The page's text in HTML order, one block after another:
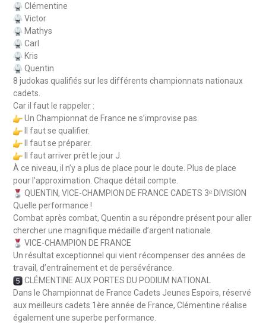
Clémentine
Victor
Mathys
Carl
Kris
Quentin
8 judokas qualifiés sur les différents championnats nationaux
cadets.
Car il faut le rappeler :
Un Championnat de France ne s’improvise pas.
Il faut se qualifier.
Il faut se préparer.
Il faut arriver prêt le jour J.
À ce niveau, il n’y a plus de place pour le doute. Plus de place
pour l’approximation. Chaque détail compte.
QUENTIN, VICE-CHAMPION DE FRANCE CADETS 3ᵉ DIVISION
Quelle performance !
Combat après combat, Quentin a su répondre présent pour aller
chercher une magnifique médaille d’argent nationale.
VICE-CHAMPION DE FRANCE
Un résultat exceptionnel qui vient récompenser des années de
travail, d’entraînement et de persévérance.
CLÉMENTINE AUX PORTES DU PODIUM NATIONAL
Dans le Championnat de France Cadets Jeunes Espoirs, réservé
aux meilleurs cadets 1ère année de France, Clémentine réalise
également une superbe performance.